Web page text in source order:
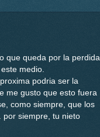
que queda por la perdida
medio.
podria ser la
me gusto que esto fuera
como siempre, que los
por siempre, tu nieto